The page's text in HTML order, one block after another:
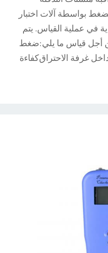
بواسطة آلات اختبار
في عملية القياس. يتم
أجل قياس ما يلي: ضغط
غرفة الاحتراق كفاءة